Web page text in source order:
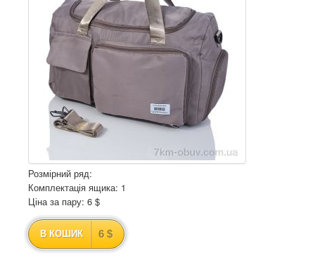
Розмірний ряд:
Комплектація ящика: 1
Ціна за пару: 6 $
В КОШИК 6 $